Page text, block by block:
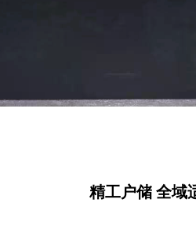
精工户储 全域